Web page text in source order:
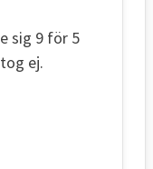
sig 9 för 5
ej.